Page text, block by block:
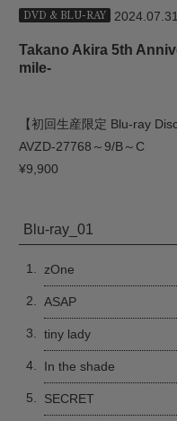
DVD & BLU-RAY
Takano Akira 5th
mile-
【初回生産限定 Blu-ray
AVZD-27768～9/B～C
¥9,900
Blu-ray_01
1. zOne
2. ASAP
3. tiny lady
4. In the shade
5. SECRET